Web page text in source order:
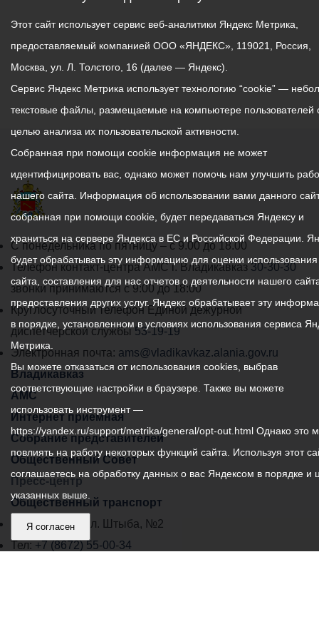
График
работы
администрации
местного
самоуправления
города
Владикавказ:
С понедельника по пятницу – с 9.00 до 18.00
Телефон контакт-центра АМС г. Владикавказ30-30-30
звонки принимаются с 9:00 до 18:00
Круглосуточный телефон Единой дежурной
диспетчерской службы53-19-19
Электронная почта: ams@vladikavkaz.alania.gov.ru
Владикавказ
АМС
Интернет приемная
Собрание представителей
Общественный Совет
Пресс-центр
Общественный транспорт
Владикавказ, пл. Штыба, №2
Тел: +7 (8672) 55-00-34
Этот сайт использует сервис веб-аналитики Яндекс Метрика,
предоставляемый компанией ООО «ЯНДЕКС», 119021, Россия,
Москва, ул. Л. Толстого, 16 (далее — Яндекс).
Сервис Яндекс Метрика использует технологию “cookie” —
текстовые файлы, размещаемые на компьютере пользователей
целью анализа их пользовательской активности.
Собранная при помощи cookie информация не может
идентифицировать вас, однако может помочь нам улучшить
нашего сайта. Информация об использовании вами данного
собранная при помощи cookie, будет передаваться Яндексу и
храниться на сервере Яндекса в ЕС и Российской Федерации.
будет обрабатывать эту информацию для оценки
сайта, составления для нас отчетов о деятельности нашего
предоставления других услуг. Яндекс обрабатывает эту
в порядке, установленном в условиях использования сервиса
Метрика.
Вы можете отказаться от использования cookies, выбрав
соответствующие настройки в браузере. Также вы можете
использовать инструмент —
https://yandex.ru/support/metrika/general/opt-out.html Однако это
повлиять на работу некоторых функций сайта. Используя этот
соглашаетесь на обработку данных о вас Яндексом в порядке и
указанных выше.
Я согласен